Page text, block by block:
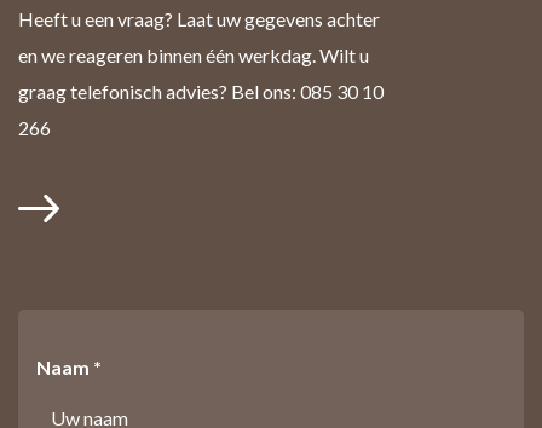
Heeft u een vraag? Laat uw gegevens achter
en we reageren binnen één werkdag. Wilt u
graag telefonisch advies? Bel ons: 085 30 10
266
Naam *